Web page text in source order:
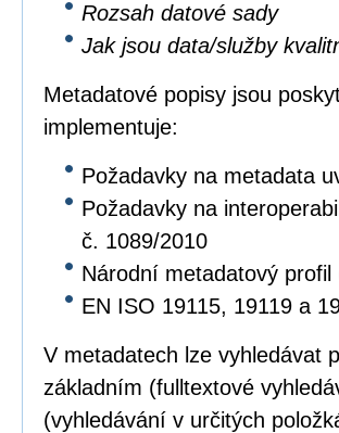
Rozsah datové sady
Jak jsou data/služby
Metadatové popisy jsou
implementuje:
Požadavky na metadata
Požadavky na
č. 1089/2010
Národní metadatový profil
EN ISO 19115, 19119 a
V metadatech lze vyhledávat
základním (fulltextové
(vyhledávání v určitých